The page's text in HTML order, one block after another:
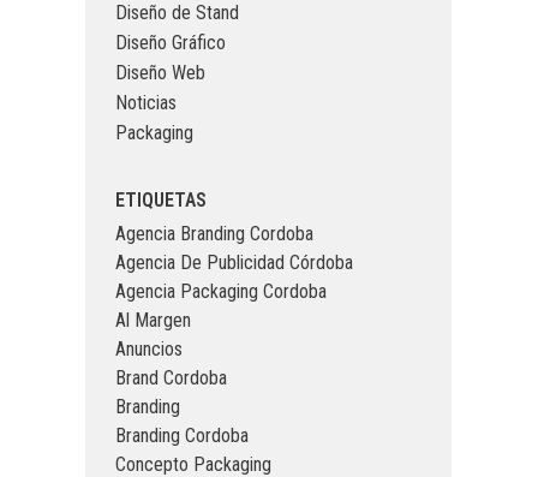
Diseño de Stand
Diseño Gráfico
Diseño Web
Noticias
Packaging
ETIQUETAS
Agencia Branding Cordoba
Agencia De Publicidad Córdoba
Agencia Packaging Cordoba
Al Margen
Anuncios
Brand Cordoba
Branding
Branding Cordoba
Concepto Packaging